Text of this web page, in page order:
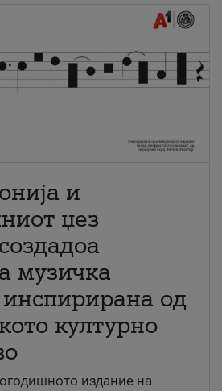
и
џез
музичка
од
културно
издание на